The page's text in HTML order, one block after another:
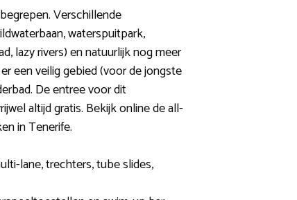
Verschillende
waterspuitpark,
lazy rivers) en natuurlijk nog meer
een veilig gebied (voor de jongste
De entree voor dit
altijd gratis. Bekijk online de all-
in Tenerife.
lane, trechters, tube slides,